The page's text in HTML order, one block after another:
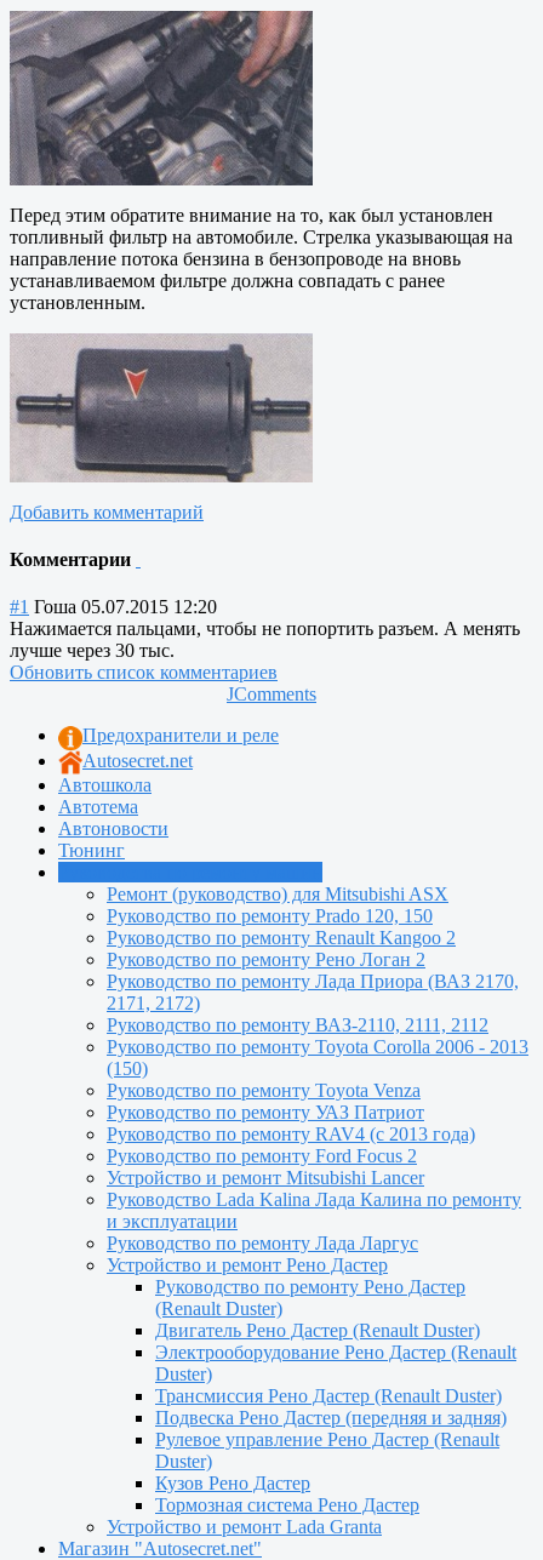
Перед этим обратите внимание на то, как был установлен
топливный фильтр на автомобиле. Стрелка указывающая на
направление потока бензина в бензопроводе на вновь
устанавливаемом фильтре должна совпадать с ранее
установленным.
Добавить комментарий
Комментарии
#1 Гоша 05.07.2015 12:20
Нажимается пальцами, чтобы не попортить разъем. А менять
лучше через 30 тыс.
Обновить список комментариев
JComments
Предохранители и реле
Autosecret.net
Автошкола
Автотема
Автоновости
Тюнинг
Ремонт (руководство) для Mitsubishi ASX
Руководство по ремонту Prado 120, 150
Руководство по ремонту Renault Kangoo 2
Руководство по ремонту Рено Логан 2
Руководство по ремонту Лада Приора (ВАЗ 2170,
2171, 2172)
Руководство по ремонту ВАЗ-2110, 2111, 2112
Руководство по ремонту Toyota Сorolla 2006 - 2013
(150)
Руководство по ремонту Toyota Venza
Руководство по ремонту УАЗ Патриот
Руководство по ремонту RAV4 (с 2013 года)
Руководство по ремонту Ford Focus 2
Устройство и ремонт Mitsubishi Lancer
Руководство Lada Kalina Лада Калина по ремонту
и эксплуатации
Руководство по ремонту Лада Ларгус
Устройство и ремонт Рено Дастер
Руководство по ремонту Рено Дастер
(Renault Duster)
Двигатель Рено Дастер (Renault Duster)
Электрооборудование Рено Дастер (Renault
Duster)
Трансмиссия Рено Дастер (Renault Duster)
Подвеска Рено Дастер (передняя и задняя)
Рулевое управление Рено Дастер (Renault
Duster)
Кузов Рено Дастер
Тормозная система Рено Дастер
Устройство и ремонт Lada Granta
Магазин "Autosecret.net"